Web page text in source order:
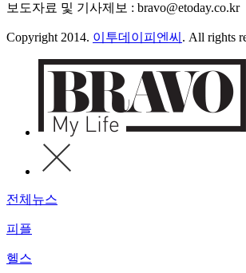
보도자료 및 기사제보 : bravo@etoday.co.kr
Copyright 2014. 이투데이피엔씨 . All rights
전체뉴스
피플
헬스